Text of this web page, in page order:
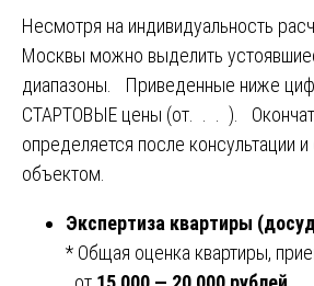
Несмотря на индивидуальность
Москвы можно выделить
диапазоны. Приведенные ниже
СТАРТОВЫЕ цены (от. . . ).
определяется после консультации
объектом.
Экспертиза квартиры
* Общая оценка квартиры,